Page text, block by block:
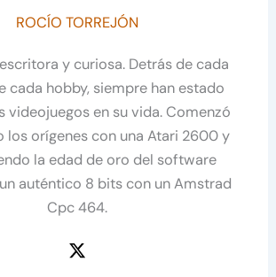
ROCÍO TORREJÓN
y curiosa. Detrás de cada
cada hobby, siempre han estado
videojuegos en su vida. Comenzó
los orígenes con una Atari 2600 y
la edad de oro del software
auténtico 8 bits con un Amstrad
Cpc 464.